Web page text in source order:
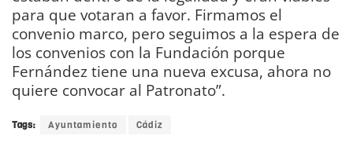
para que votaran a favor. Firmamos el
convenio marco, pero seguimos a la espera de
los convenios con la Fundación porque
Fernández tiene una nueva excusa, ahora no
quiere convocar al Patronato”.
Tags: Ayuntamiento Cádiz